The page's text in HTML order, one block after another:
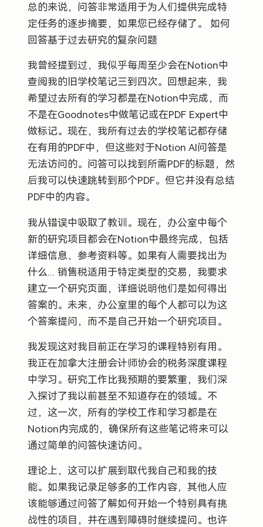
总的来说，问答非常适用于为人们提供完成特
定任务的逐步摘要，如果您已经存储了。 如何
回答基于过去研究的复杂问题
我曾经提到过，我似乎每周至少会在Notion中
查阅我的旧学校笔记三到四次。回想起来，我
希望过去所有的学习都是在Notion中完成，而
不是在Goodnotes中做笔记或在PDF Expert中
做标记。现在，我所有过去的学校笔记都存储
在有用的PDF中，但这些对于Notion AI问答是
无法访问的。问答可以找到所需PDF的标题，然
后我可以快速跳转到那个PDF。但它并没有总结
PDF中的内容。
我从错误中吸取了教训。现在，办公室中每个
新的研究项目都会在Notion中最终完成，包括
详细信息、参考资料等。如果有人需要找出为
什么... 销售税适用于特定类型的交易，我要求
建立一个研究页面，详细说明他们是如何得出
答案的。未来，办公室里的每个人都可以为这
个答案提问，而不是自己开始一个研究项目。
我发现这对我目前正在学习的课程特别有用。
我正在加拿大注册会计师协会的税务深度课程
中学习。研究工作比我预期的要繁重，我们深
入探讨了我以前甚至不知道存在的领域。不
过，这一次，所有的学校工作和学习都是在
Notion内完成的，确保所有这些笔记将来可以
通过简单的问答快速访问。
理论上，这可以扩展到取代我自己和我的技
能。如果我记录足够多的工作内容，其他人应
该能够通过问答了解如何开始一个特别具有挑
战性的项目，并在遇到障碍时继续提问。也许